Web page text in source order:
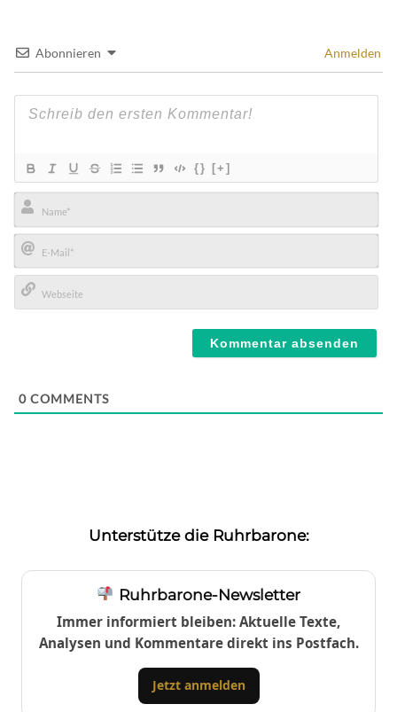
Abonnieren Anmelden
{} [+]
Name*
E-
Mail*
0 COMMENTS
Unterstütze die Ruhrbarone:
Ruhrbarone-Newsletter
Immer informiert bleiben: Aktuelle Texte,
Analysen und Kommentare direkt ins Postfach.
Jetzt anmelden